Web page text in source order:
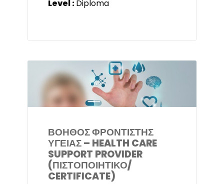
Level :Diploma
ΒΟΗΘΟΣ ΦΡΟΝΤΙΣΤΗΣ
ΥΓΕΙΑΣ – HEALTH CARE
SUPPORT PROVIDER
(ΠΙΣΤΟΠΟΙΗΤΙΚΟ/
CERTIFICATE)